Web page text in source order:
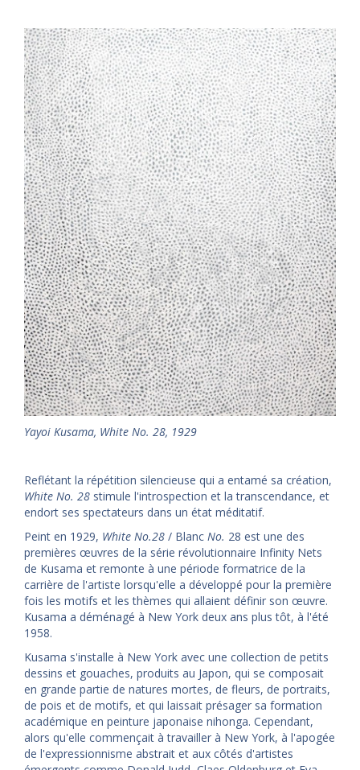
Yayoi Kusama, White No. 28, 1929
Reflétant la répétition silencieuse qui a entamé sa création,
White No. 28 stimule l'introspection et la transcendance, et
endort ses spectateurs dans un état méditatif.
Peint en 1929, White No.28 / Blanc No. 28 est une des
premières œuvres de la série révolutionnaire Infinity Nets
de Kusama et remonte à une période formatrice de la
carrière de l'artiste lorsqu'elle a développé pour la première
fois les motifs et les thèmes qui allaient définir son œuvre.
Kusama a déménagé à New York deux ans plus tôt, à l'été
1958.
Kusama s'installe à New York avec une collection de petits
dessins et gouaches, produits au Japon, qui se composait
en grande partie de natures mortes, de fleurs, de portraits,
de pois et de motifs, et qui laissait présager sa formation
académique en peinture japonaise nihonga. Cependant,
alors qu'elle commençait à travailler à New York, à l'apogée
de l'expressionnisme abstrait et aux côtés d'artistes